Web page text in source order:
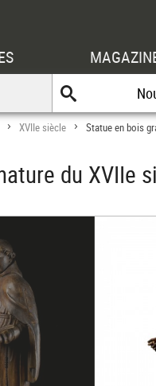
> XVIIe siècle > Statue en bois
du